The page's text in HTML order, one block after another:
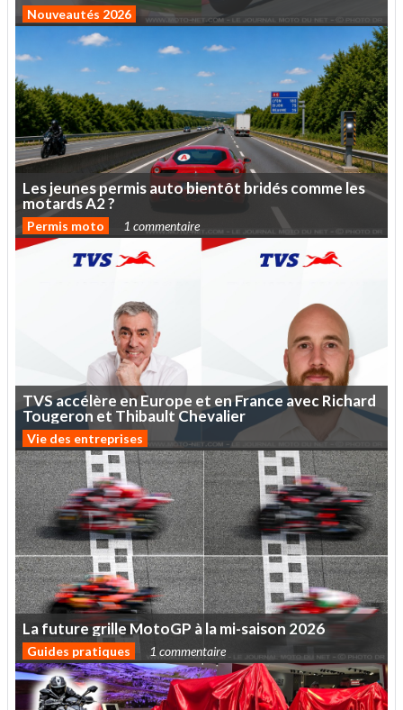
Nouveautés 2026
Lesjeunespermisautobientôt bridéscommeles
motardsA2?
Permis moto 1 commentaire
TVSaccélère enEurope et enFrance avecRichard
Tougeron et Thibault Chevalier
Vie des entreprises
Lafuturegrille MotoGP àlami-saison 2026
Guides pratiques 1 commentaire